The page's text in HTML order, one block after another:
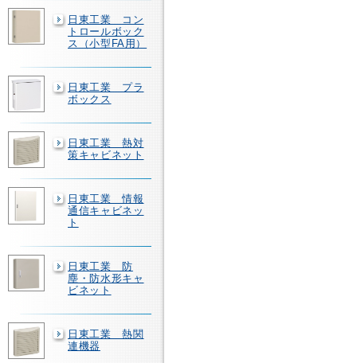
日東工業 コン
トロールボック
ス（小型FA用）
日東工業 プラ
ボックス
日東工業 熱対
策キャビネット
日東工業 情報
通信キャビネッ
ト
日東工業 防
塵・防水形キャ
ビネット
日東工業 熱関
連機器